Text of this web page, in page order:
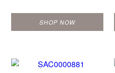
SHOP NOW